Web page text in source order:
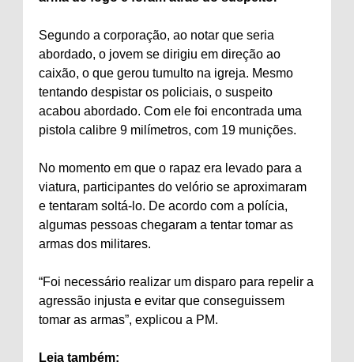
Segundo a corporação, ao notar que seria
abordado, o jovem se dirigiu em direção ao
caixão, o que gerou tumulto na igreja. Mesmo
tentando despistar os policiais, o suspeito
acabou abordado. Com ele foi encontrada uma
pistola calibre 9 milímetros, com 19 munições.
No momento em que o rapaz era levado para a
viatura, participantes do velório se aproximaram
e tentaram soltá-lo. De acordo com a polícia,
algumas pessoas chegaram a tentar tomar as
armas dos militares.
“Foi necessário realizar um disparo para repelir a
agressão injusta e evitar que conseguissem
tomar as armas”, explicou a PM.
Leia também: